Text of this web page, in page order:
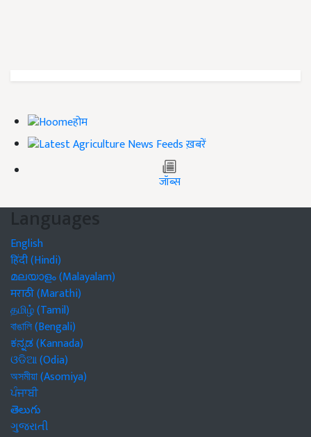
होम
ख़बरें
जॉब्स
Languages
English
हिंदी (Hindi)
മലയാളം (Malayalam)
मराठी (Marathi)
தமிழ் (Tamil)
বাঙালি (Bengali)
ಕನ್ನಡ (Kannada)
ଓଡିଆ (Odia)
অসমীয়া (Asomiya)
ਪੰਜਾਬੀ
తెలుగు
ગુજરાતી